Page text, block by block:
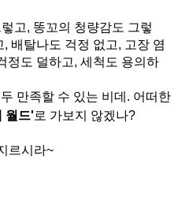
고, 똥꼬의 청량감도 그렇
, 배탈나도 걱정 없고, 고장 염
정도 덜하고, 세척도 용의하
만족할 수 있는 비데 . 어떠한
월드'로 가보지 않겠나?
르시라~